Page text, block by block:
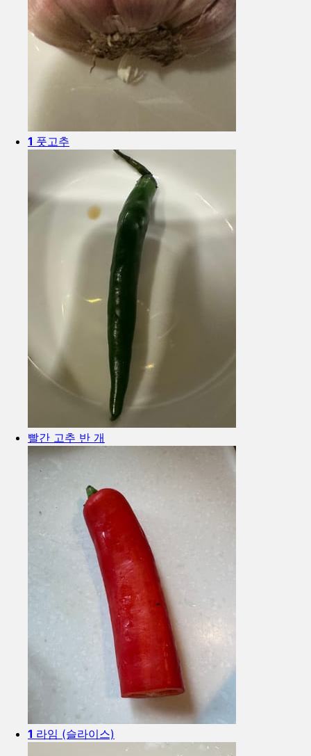
1 풋고추
빨간 고추 반 개
1 라임 (슬라이스)